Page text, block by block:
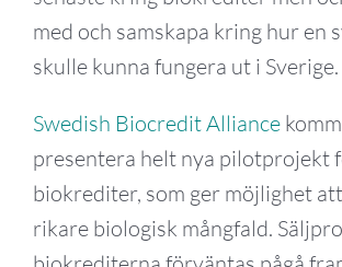
med och samskapa kring hur en
skulle kunna fungera ut i Sverige.
Swedish Biocredit Alliance
presentera helt nya pilotprojekt
biokrediter, som ger möjlighet
rikare biologisk mångfald.